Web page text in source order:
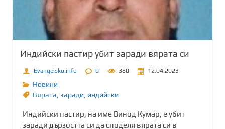
Индийски пастир убит заради вярата си
Evangelsko.info 0 380 12.04.2023
Новини
Вярата заради индийски
Индийски пастир, на име Винод Кумар, е убит
заради дързостта си да споделя вярата си в